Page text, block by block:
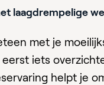
laagdrempelige
met je
eerst iets
helpt je